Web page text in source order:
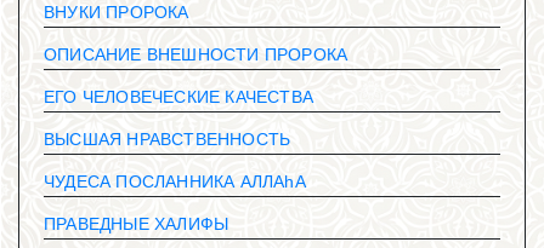
ВНУКИ ПРОРОКА
ОПИСАНИЕ ВНЕШНОСТИ ПРОРОКА
ЕГО ЧЕЛОВЕЧЕСКИЕ КАЧЕСТВА
ВЫСШАЯ НРАВСТВЕННОСТЬ
ЧУДЕСА ПОСЛАННИКА АЛЛАhА
ПРАВЕДНЫЕ ХАЛИФЫ